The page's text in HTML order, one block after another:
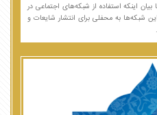
اینکه استفاده از شبکه‌های اجتماعی در
شبکه‌‌ها به محفلی برای انتشار شایعات و